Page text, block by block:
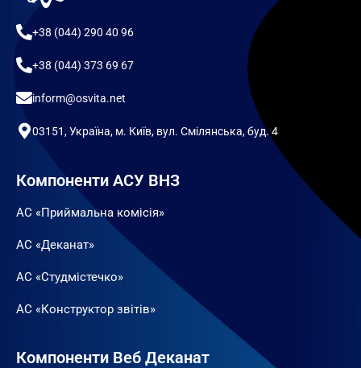
+38 (044) 290 40 96
+38 (044) 373 69 67
inform@osvita.net
03151, Україна, м. Київ, вул. Смілянська, буд. 4
Компоненти АСУ ВНЗ
АС «Приймальна комісія»
АС «Деканат»
АС «Студмістечко»
АС «Конструктор звітів»
Компоненти Веб Деканат